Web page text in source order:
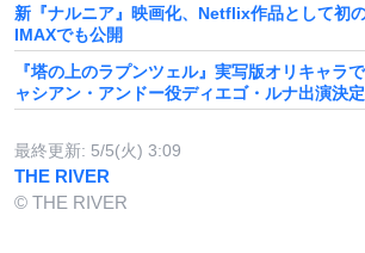
新『ナルニア』映画化、Netflix作品として初
IMAXでも公開
『塔の上のラプンツェル』実写版オリキャラ
ャシアン・アンドー役ディエゴ・ルナ出演決定
最終更新: 5/5(火) 3:09
THE RIVER
© THE RIVER